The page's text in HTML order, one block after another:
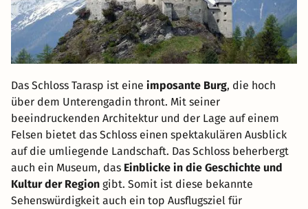
Das Schloss Tarasp ist eine imposante Burg, die hoch
über dem Unterengadin thront. Mit seiner
beeindruckenden Architektur und der Lage auf einem
Felsen bietet das Schloss einen spektakulären Ausblick
auf die umliegende Landschaft. Das Schloss beherbergt
auch ein Museum, das Einblicke in die Geschichte und
Kultur der Region gibt. Somit ist diese bekannte
Sehenswürdigkeit auch ein top Ausflugsziel für